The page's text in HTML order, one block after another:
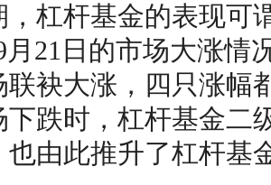
杆基金的表现可谓
月21日的市场大涨情
联袂大涨，四只涨幅
下跌时，杠杆基金二
也由此推升了杠杆基